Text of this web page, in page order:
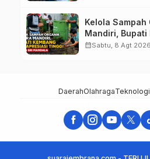
Kelola
Mandiri, Bupati
Apresiasi
calendar_monthSabtu, 8 Agt 2026
DaerahOlahragaTeknologi